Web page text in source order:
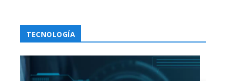
TECNOLOGÍA